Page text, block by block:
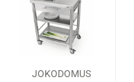
JOKODOMUS